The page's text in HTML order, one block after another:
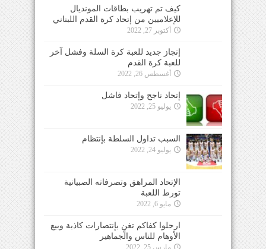
كيف تم تهريب بطاقات المونديال
للإعلاميين من إتحاد كرة القدم اللبناني
أكتوبر 27, 2022
إنجاز جديد للعبة كرة السلة وفشل آخر
للعبة كرة القدم
أغسطس 26, 2022
إتحاد ناجح وإتحاد فاشل
يوليو 25, 2022
السبب تداول السلطة بإنتظام
يوليو 24, 2022
الإتحاد المراهق وتصرفاته الصبيانية
تورط اللعبة
مايو 6, 2022
ارحلوا كفاكم تغنٍ بإنتصارات كاذبة وبيع
الأوهام للناس والجماهير
مارس 25, 2022